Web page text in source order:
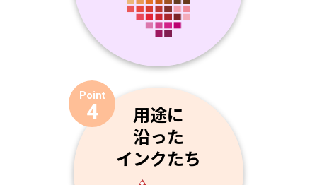
Point
4
用途に
沿った
インクたち